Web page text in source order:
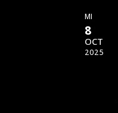
MI
8
OCT
2025